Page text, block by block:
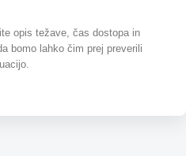
opis težave, čas dostopa in
bomo lahko čim prej preverili